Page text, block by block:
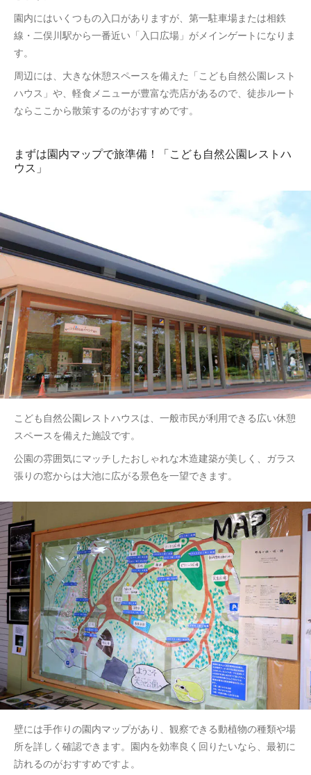
園内にはいくつもの入口がありますが、第一駐車場または相鉄
線・二俣川駅から一番近い「入口広場」がメインゲートになりま
す。
周辺には、大きな休憩スペースを備えた「こども自然公園レスト
ハウス」や、軽食メニューが豊富な売店があるので、徒歩ルート
ならここから散策するのがおすすめです。
まずは園内マップで旅準備！「こども自然公園レストハ
ウス」
こども自然公園レストハウスは、一般市民が利用できる広い休憩
スペースを備えた施設です。
公園の雰囲気にマッチしたおしゃれな木造建築が美しく、ガラス
張りの窓からは大池に広がる景色を一望できます。
壁には手作りの園内マップがあり、観察できる動植物の種類や場
所を詳しく確認できます。園内を効率良く回りたいなら、最初に
訪れるのがおすすめですよ。